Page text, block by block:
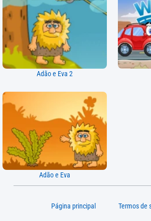
Adão e Eva 2
Adão e Eva
Página principal Termos de